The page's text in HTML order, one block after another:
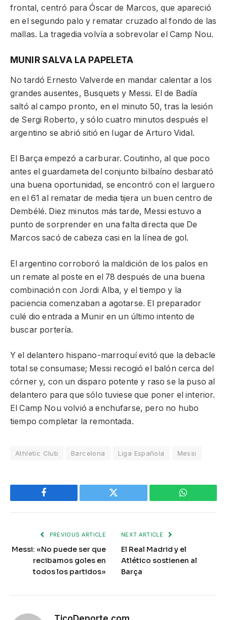
frontal, centró para Óscar de Marcos, que apareció
en el segundo palo y rematar cruzado al fondo de las
mallas. La tragedia volvía a sobrevolar el Camp Nou.
MUNIR SALVA LA PAPELETA
No tardó Ernesto Valverde en mandar calentar a los
grandes ausentes, Busquets y Messi. El de Badía
saltó al campo pronto, en el minuto 50, tras la lesión
de Sergi Roberto, y sólo cuatro minutos después el
argentino se abrió sitió en lugar de Arturo Vidal.
El Barça empezó a carburar. Coutinho, al que poco
antes el guardameta del conjunto bilbaíno desbarató
una buena oportunidad, se encontró con el larguero
en el 61 al rematar de media tijera un buen centro de
Dembélé. Diez minutos más tarde, Messi estuvo a
punto de sorprender en una falta directa que De
Marcos sacó de cabeza casi en la línea de gol.
El argentino corroboró la maldición de los palos en
un remate al poste en el 78 después de una buena
combinación con Jordi Alba, y el tiempo y la
paciencia comenzaban a agotarse. El preparador
culé dio entrada a Munir en un último intento de
buscar portería.
Y el delantero hispano-marroquí evitó que la debacle
total se consumase; Messi recogió el balón cerca del
córner y, con un disparo potente y raso se la puso al
delantero para que sólo tuviese que poner el interior.
El Camp Nou volvió a enchufarse, pero no hubo
tiempo completar la remontada.
Athletic Club Barcelona Liga Española Messi
Facebook Twitter WhatsApp
PREVIOUS ARTICLE
Messi: «No puede ser que
recibamos goles en
todos los partidos»
NEXT ARTICLE
El Real Madrid y el
Atlético sostienen al
Barça